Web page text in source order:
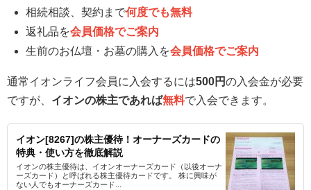
相続相談、契約まで何度でも無料
返礼品を会員価格でご案内
生前のお仏壇・お墓の購入を会員価格でご案内
通常イオンライフ会員に入会するには500円の入会金が必要
ですが、 イオンの株主であれば無料で入会できます。
イオン[8267]の株主優待！オーナーズカードの
特典・使い方を徹底解説
イオンの株主優待は、イオンオーナーズカード（以後オーナ
ーズカード）と呼ばれる株主優待カードです。 株に興味が
ない人でもオーナーズカード...